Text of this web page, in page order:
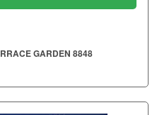
GARDEN 8848